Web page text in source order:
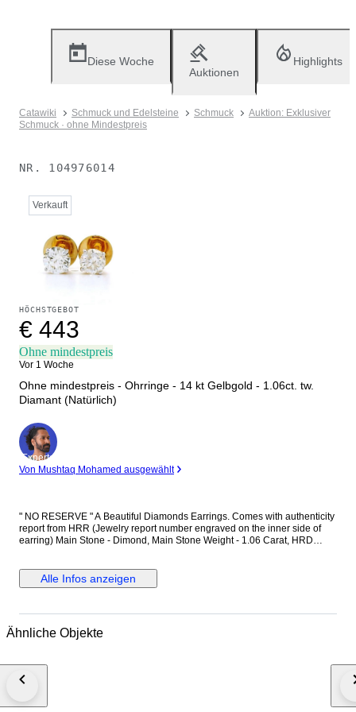
Diese Woche
Auktionen
Highlights
Catawiki Schmuck und Edelsteine Schmuck
Auktion: Exklusiver
Schmuck · ohne Mindestpreis
NR. 104976014
Verkauft
HÖCHSTGEBOT
€ 443
Ohne mindestpreis
Vor 1 Woche
Ohne mindestpreis - Ohrringe - 14 kt Gelbgold - 1.06ct. tw.
Diamant (Natürlich)
Experte
Von Mushtaq Mohamed ausgewählt
" NO RESERVE " A Beautiful Diamonds Earrings. Comes with authenticity
report from HRR (Jewelry report number engraved on the inner side of
earring) Main Stone - Dimond, Main Stone Weight - 1.06 Carat, HRD
Alle Infos anzeigen
Ähnliche Objekte